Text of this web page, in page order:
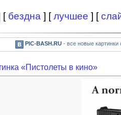
[ бездна ] [лучшее ] [
PIC-BASH.RU- все новые картинки
«Пистолеты в кино»